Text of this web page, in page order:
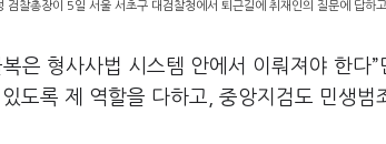
검찰총장이 5일 서울 서초구 대검찰청에서 퇴근길에 취재인의 질문에 답하
은 형사사법 시스템 안에서 이뤄져야 한다
도록 제 역할을 다하고, 중앙지검도 민생범